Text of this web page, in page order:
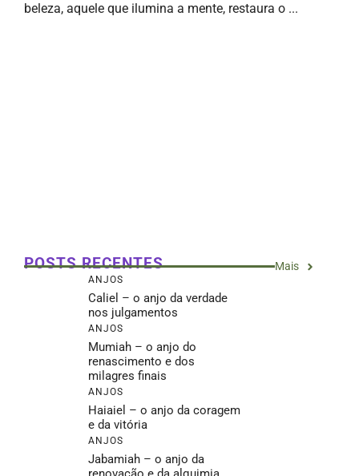
beleza, aquele que ilumina a mente, restaura o ...
POSTS RECENTES Mais
ANJOS
Caliel – o anjo da verdade
nos julgamentos
ANJOS
Mumiah – o anjo do
renascimento e dos
milagres finais
ANJOS
Haiaiel – o anjo da coragem
e da vitória
ANJOS
Jabamiah – o anjo da